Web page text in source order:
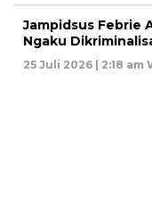
Jampidsus Febrie
Ngaku
25 Juli 2026 | 2:18 am